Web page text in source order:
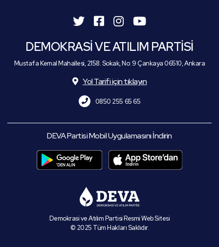
DEMOKRASİ VE ATILIM PARTİSİ
Mustafa Kemal Mahallesi, 2158. Sokak, No: 9 Çankaya 06510, Ankara
Yol Tarifi için tıklayın
0850 255 65 65
DEVA Partisi Mobil Uygulamasını İndirin
Demokrasi ve Atılım Partisi Resmi Web Sitesi
© 2025 Tüm Hakları Saklıdır.